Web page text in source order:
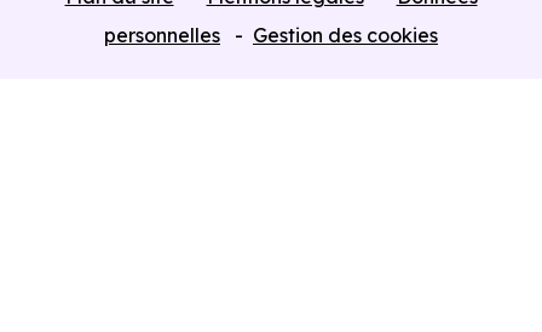
personnelles
Gestion des cookies